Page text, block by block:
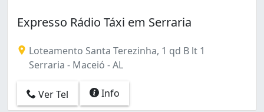
Expresso Rádio Táxi em Serraria
Loteamento Santa Terezinha, 1 qd B lt 1
Serraria - Maceió - AL
Ver Tel Info